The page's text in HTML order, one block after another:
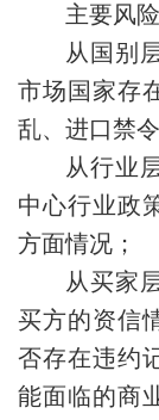
主要风
从国别
市场国家存
乱、进口禁令
从行业
中心行业政
方面情况；
从买家
买方的资信
否存在违约
能面临的商